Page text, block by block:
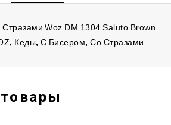
Woz DM 1304 Saluto Brown
, Кеды, С Бисером,Со Стразами